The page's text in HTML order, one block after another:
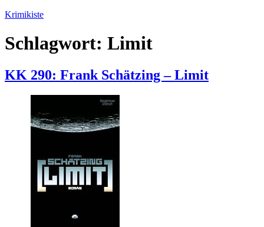
Zum
springen
Krimikiste
Schlagwort: Limit
KK 290: Frank Schätzing – Limit